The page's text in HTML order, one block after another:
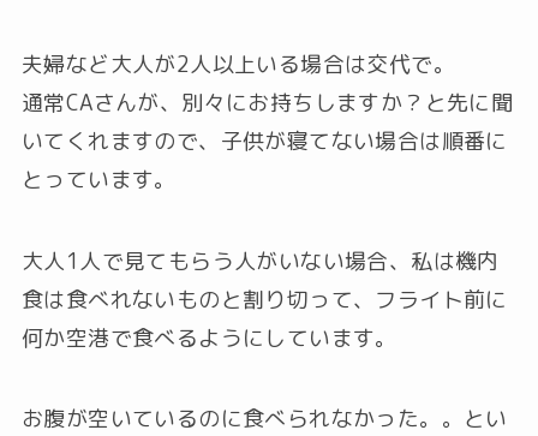
夫婦など大人が2人以上いる場合は交代で。
通常CAさんが、別々にお持ちしますか？と先に聞
いてくれますので、子供が寝てない場合は順番に
とっています。
大人1人で見てもらう人がいない場合、私は機内
食は食べれないものと割り切って、フライト前に
何か空港で食べるようにしています。
お腹が空いているのに食べられなかった。。とい